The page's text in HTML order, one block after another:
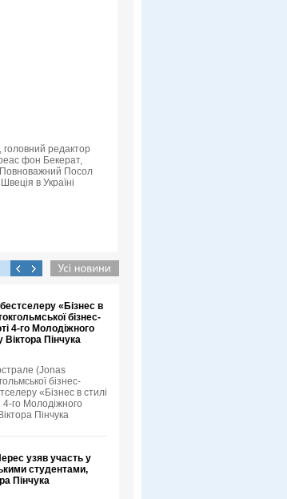
редактор
фон Бекерат,
Посол
в Україні
«Бізнес в
бізнес-
4-го Молодіжного
Пінчука
(Jonas
бізнес-
«Бізнес в стилі
4-го Молодіжного
Пінчука
узяв участь у
студентами,
Пінчука